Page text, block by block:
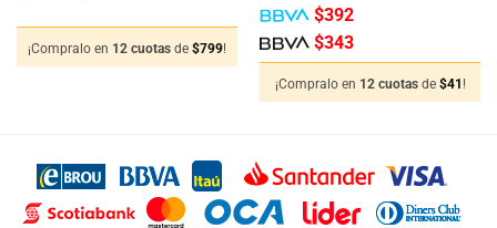
$10.390.$9.590.
¡Compralo en 12 cuotas de $799!
$392
$343
¡Compralo en 12 cuotas de $41 !